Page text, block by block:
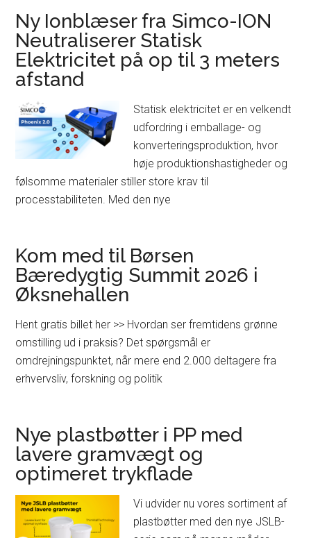
Ny Ionblæser fra Simco-ION
Neutraliserer Statisk
Elektricitet på op til 3 meters
afstand
Statisk elektricitet er en velkendt
udfordring i emballage- og
konverteringsproduktion, hvor
høje produktionshastigheder og
følsomme materialer stiller store krav til
processtabiliteten. Med den nye
Kom med til Børsen
Bæredygtig Summit 2026 i
Øksnehallen
Hent gratis billet her >> Hvordan ser fremtidens grønne
omstilling ud i praksis? Det spørgsmål er
omdrejningspunktet, når mere end 2.000 deltagere fra
erhvervsliv, forskning og politik
Nye plastbøtter i PP med
lavere gramvægt og
optimeret trykflade
Vi udvider nu vores sortiment af
plastbøtter med den nye JSLB-